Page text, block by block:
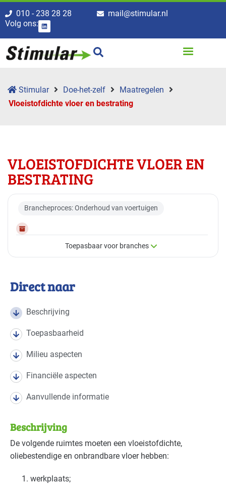
010 - 238 28 28
mail@stimular.nl
Volg ons:
Stimular Doe-het-zelf
Maatregelen
Vloeistofdichte vloer en bestrating
VLOEISTOFDICHTE VLOER EN
BESTRATING
Brancheproces: Onderhoud van voertuigen
Toepasbaar voor branches
Toepasbaar voor branches
branches
Autobranche - autoschadeherstel
Autobranche - garage en handel
Direct naar
Beschrijving
Toepasbaarheid
Milieu aspecten
Financiële aspecten
Aanvullende informatie
Beschrijving
De volgende ruimtes moeten een vloeistofdichte,
oliebestendige en onbrandbare vloer hebben:
werkplaats;